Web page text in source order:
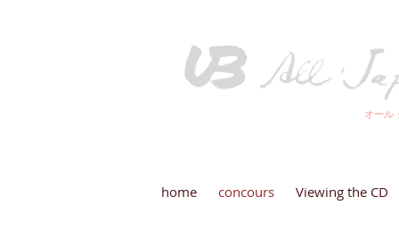
オール
home concours Viewing the CD